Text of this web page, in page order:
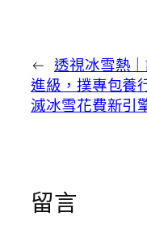
← 透視冰雪熱
進級，撲專包養
滅冰雪花費新引
留言